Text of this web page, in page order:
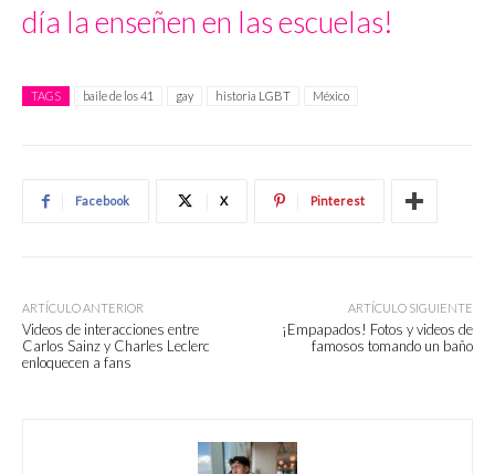
día la enseñen en las escuelas!
TAGS baile de los 41 gay historia LGBT México
Facebook X Pinterest
ARTÍCULO ANTERIOR
Videos de interacciones entre
Carlos Sainz y Charles Leclerc
enloquecen a fans
ARTÍCULO SIGUIENTE
¡Empapados! Fotos y videos de
famosos tomando un baño